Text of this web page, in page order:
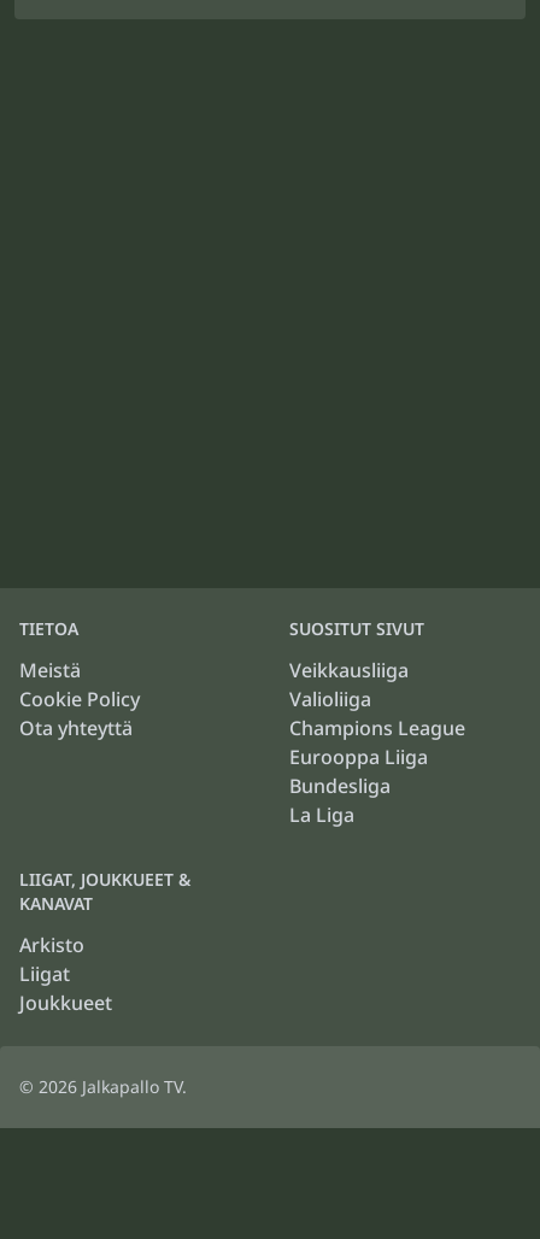
TIETOA
Meistä
Cookie Policy
Ota yhteyttä
SUOSITUT SIVUT
Veikkausliiga
Valioliiga
Champions League
Eurooppa Liiga
Bundesliga
La Liga
LIIGAT, JOUKKUEET &
KANAVAT
Arkisto
Liigat
Joukkueet
© 2026 Jalkapallo TV.